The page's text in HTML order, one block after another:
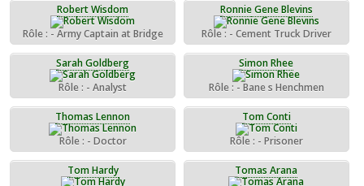
Robert Wisdom
Rôle : - Army Captain at Bridge
Ronnie Gene Blevins
Rôle : - Cement Truck Driver
Sarah Goldberg
Rôle : - Analyst
Simon Rhee
Rôle : - Bane s Henchmen
Thomas Lennon
Rôle : - Doctor
Tom Conti
Rôle : - Prisoner
Tom Hardy
Tomas Arana